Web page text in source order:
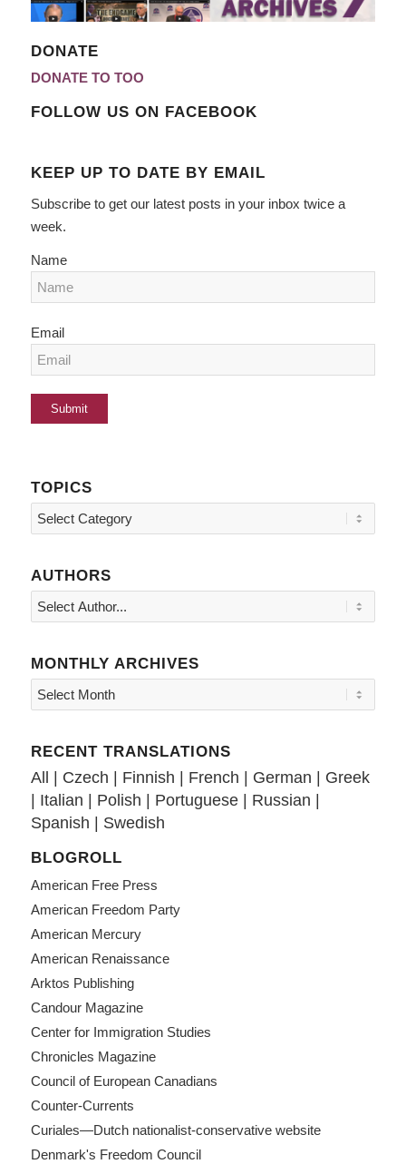
DONATE
DONATE TO TOO
FOLLOW US ON FACEBOOK
KEEP UP TO DATE BY EMAIL
Subscribe to get our latest posts in your inbox twice a
week.
Name
Email
TOPICS
Topics
AUTHORS
MONTHLY ARCHIVES
RECENT TRANSLATIONS
All Czech Finnish French German
Greek
Italian Polish Portuguese| Russian
Spanish
Swedish
BLOGROLL
American Free Press
American Freedom Party
American Mercury
American Renaissance
Arktos Publishing
Candour Magazine
Center for Immigration Studies
Chronicles Magazine
Council of European Canadians
Counter-Currents
Curiales—Dutch nationalist-conservative website
Denmark's Freedom Council